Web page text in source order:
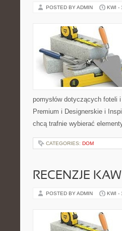
POSTED BY ADMIN KWI -
pomysłów dotyczących foteli
Premium i Designerskie i
chcą trafnie wybierać
CATEGORIES: DOM
RECENZJE
POSTED BY ADMIN KWI -